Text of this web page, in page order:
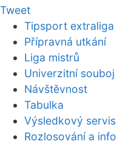
Tweet
Tipsport extraliga
Přípravná utkání
Liga mistrů
Univerzitní souboj
Návštěvnost
Tabulka
Výsledkový servis
Rozlosování a info